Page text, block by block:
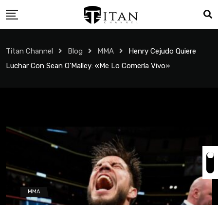
Titan Channel Blog MMA
Henry Cejudo Quiere
Luchar Con Sean O’Malley: «Me Lo Comería Vivo»
MMA